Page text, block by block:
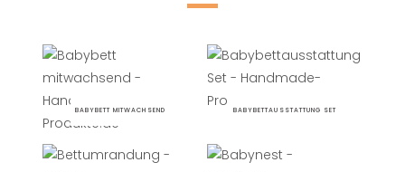
BABYBETT MITWACHSEND BABYBETTAUSSTATTUNG SET